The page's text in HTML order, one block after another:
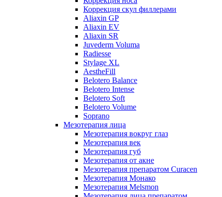
Коррекция скул филлерами
Aliaxin GP
Aliaxin EV
Aliaxin SR
Juvederm Voluma
Radiesse
Stylage XL
AestheFill
Belotero Balance
Belotero Intense
Belotero Soft
Belotero Volume
Soprano
Мезотерапия лица
Мезотерапия вокруг глаз
Мезотерапия век
Мезотерапия губ
Мезотерапия от акне
Мезотерапия препаратом Curacen
Мезотерапия Монако
Мезотерапия Melsmon